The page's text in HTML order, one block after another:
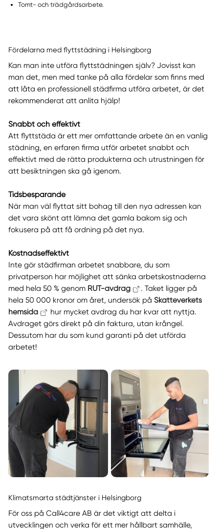
Tomt- och trädgårdsarbete.
Fördelarna med flyttstädning i Helsingborg
Kan man inte utföra flyttstädningen själv? Jovisst kan
man det, men med tanke på alla fördelar som finns med
att låta en professionell städfirma utföra arbetet, är det
rekommenderat att anlita hjälp!
Snabbt och effektivt
Att flyttstäda är ett mer omfattande arbete än en vanlig
städning, en erfaren firma utför arbetet snabbt och
effektivt med de rätta produkterna och utrustningen för
att besiktningen ska gå igenom.
Tidsbesparande
När man väl flyttat sitt bohag till den nya adressen kan
det vara skönt att lämna det gamla bakom sig och
fokusera på att få ordning på det nya.
Kostnadseffektivt
Inte gör städfirman arbetet snabbare, du som
privatperson har möjlighet att sänka arbetskostnaderna
med hela 50 % genom RUT-avdrag
. Taket ligger på
hela 50 000 kronor om året, undersök på Skatteverkets
hemsida
hur mycket avdrag du har kvar att nyttja.
Avdraget görs direkt på din faktura, utan krångel.
Dessutom har du som kund garanti på det utförda
arbetet!
Klimatsmarta städtjänster i Helsingborg
För oss på Call4care AB är det viktigt att delta i
utvecklingen och verka för ett mer hållbart samhälle,